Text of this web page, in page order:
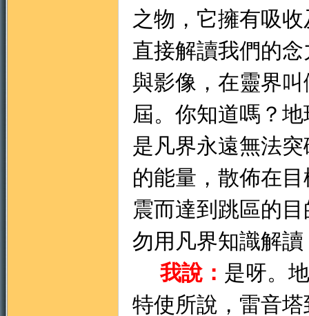
之物，它擁有吸
直接解讀我們的
與影像，在靈界
屆。你知道嗎？
是凡界永遠無法
的能量，散佈在
震而達到跳區的
勿用凡界知識解讀
我說： 是呀。
特使所說，雷音